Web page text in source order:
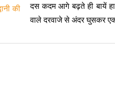
दस कदम आगे बढ़ते ही बायें
वाले दरवाजे से अंदर घुसकर एक